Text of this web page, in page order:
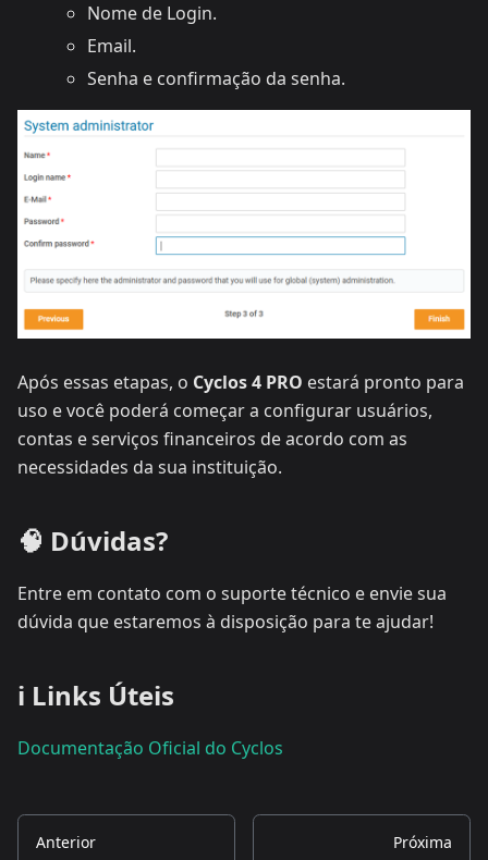
Nome de Login.
Email.
Senha e confirmação da senha.
Após essas etapas, o Cyclos 4 PRO estará pronto para
uso e você poderá começar a configurar usuários,
contas e serviços financeiros de acordo com as
necessidades da sua instituição.
🧠 Dúvidas?
Entre em contato com o suporte técnico e envie sua
dúvida que estaremos à disposição para te ajudar!
ℹ️ Links Úteis
Documentação Oficial do Cyclos
Anterior Próxima